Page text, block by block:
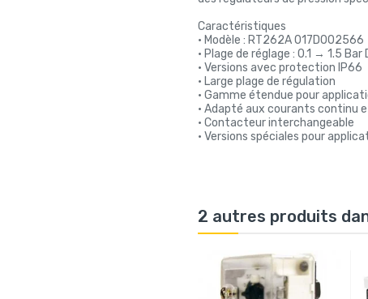
Caractéristiques
• Modèle : RT262A 017D002566
• Plage de réglage : 0.1 → 1.5 Bar
• Versions avec protection IP66
• Large plage de régulation
• Gamme étendue pour
• Adapté aux courants continu
• Contacteur interchangeable
• Versions spéciales pour
2 autres produits